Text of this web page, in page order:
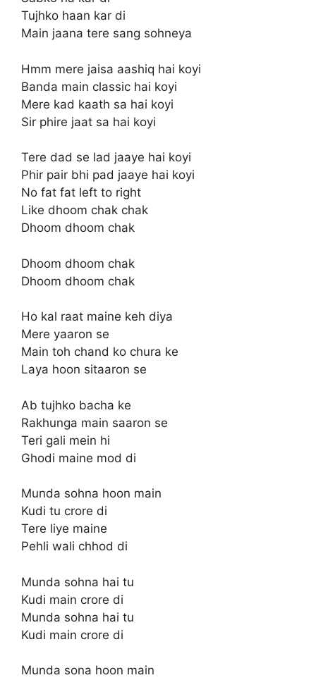
Tujhko haan kar di
Main jaana tere sang sohneya
Hmm mere jaisa aashiq hai koyi
Banda main classic hai koyi
Mere kad kaath sa hai koyi
Sir phire jaat sa hai koyi
Tere dad se lad jaaye hai koyi
Phir pair bhi pad jaaye hai koyi
No fat fat left to right
Like dhoom chak chak
Dhoom dhoom chak
Dhoom dhoom chak
Dhoom dhoom chak
Ho kal raat maine keh diya
Mere yaaron se
Main toh chand ko chura ke
Laya hoon sitaaron se
Ab tujhko bacha ke
Rakhunga main saaron se
Teri gali mein hi
Ghodi maine mod di
Munda sohna hoon main
Kudi tu crore di
Tere liye maine
Pehli wali chhod di
Munda sohna hai tu
Kudi main crore di
Munda sohna hai tu
Kudi main crore di
Munda sona hoon main